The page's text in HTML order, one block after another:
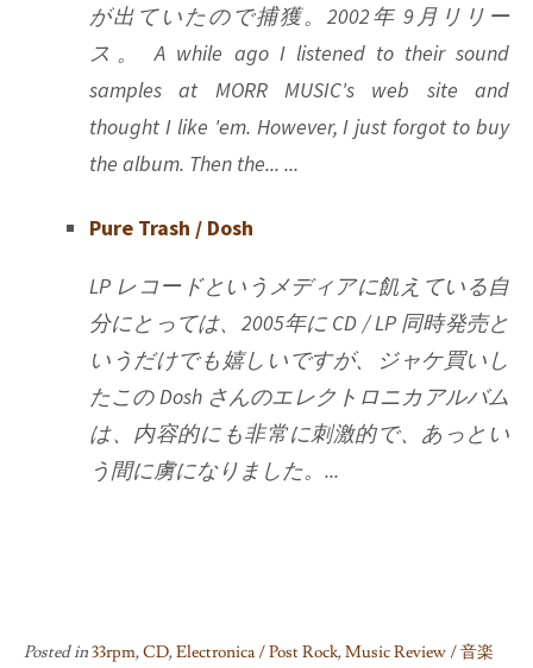
が出ていたので捕獲。2002年 9月リリー
ス。 A while ago I listened to their sound
samples at MORR MUSIC's web site and
thought I like 'em. However, I just forgot to buy
the album. Then the... ...
Pure Trash / Dosh
LP レコードというメディアに飢えている自
分にとっては、2005年に CD / LP 同時発売と
いうだけでも嬉しいですが、ジャケ買いし
たこの Dosh さんのエレクトロニカアルバム
は、内容的にも非常に刺激的で、あっとい
う間に虜になりました。...
Posted in33rpm,CD,Electronica / Post Rock,Music Review / 音楽